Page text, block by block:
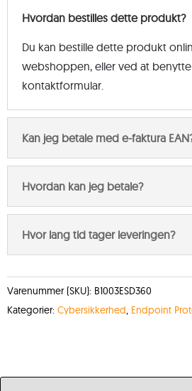
Hvordan bestilles dette produkt?
Du kan bestille dette produkt
webshoppen, eller ved at
kontaktformular.
Kan jeg betale med e-faktura
Hvordan kan jeg betale?
Hvor lang tid tager leveringen?
Varenummer (SKU): B1003ESD360
Kategorier: Cybersikkerhed, Endpoint